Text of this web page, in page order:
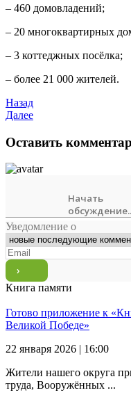
– 460 домовладений;
– 20 многоквартирных
– 3 коттеджных посёлка;
– более 21 000 жителей.
Назад
Далее
Оставить
Уведомление о
Книга памяти
Готово приложение к
Великой Победе»
22 января 2026 | 16:00
Жители нашего округа
труда, Вооружённых ...